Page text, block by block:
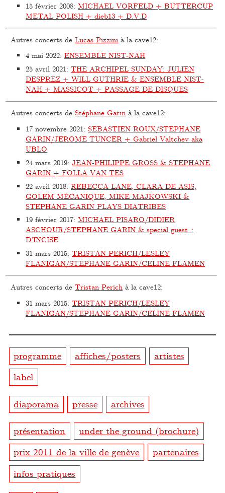
15 février 2008:MICHAEL VORFELD + BUTTERCUP
METAL POLISH + dieb13 + D.V.D
Autres concerts deLucas Pizzini à la cave12:
4 mai 2022:ENSEMBLE NIST-NAH
25 avril 2021:THE ARCHIPEL SUNDAY: JULIEN
DESPREZ + WILL GUTHRIE & ENSEMBLE NIST-
NAH + MASSICOT + PASSAGE DE DISQUES
Autres concerts deStéphane Garin à la cave12:
17 novembre 2021:SEBASTIEN ROUX/STEPHANE
GARIN/JEROME TUNCER + Gabriel Valtchev aka
UBLO
24 mars 2019:JEAN-PHILIPPE GROSS & STEPHANE
GARIN + FOLLA VAN TES
22 avril 2018:REBECCA LANE, CLARA DE ASIS,
GOLEM MÉCANIQUE, MIKE MAJKOWSKI &
STEPHANE GARIN PLAYS DIATRIBES
19 février 2017:MICHAEL PISARO/DIDIER
ASCHOUR/STEPHANE GARIN & special guest :
D’INCISE
31 mars 2015:TRISTAN PERICH/LESLEY
FLANIGAN/STEPHANE GARIN/CELINE FLAMEN
Autres concerts deTristan Perich à la cave12:
31 mars 2015:TRISTAN PERICH/LESLEY
FLANIGAN/STEPHANE GARIN/CELINE FLAMEN
programme affiches/posters
artistes
label
diaporama presse archives
présentation
under the ground (brochure)
prix 2011 de la ville de genève
partenaires
infos pratiques